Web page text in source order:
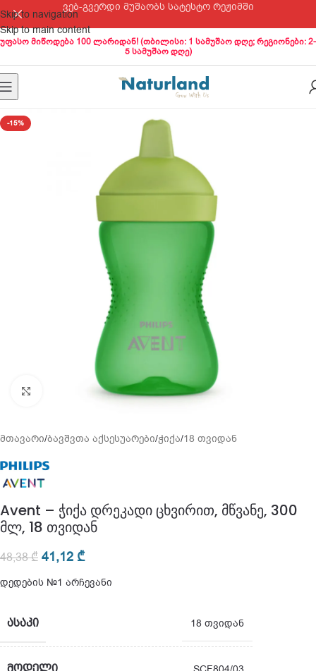
Skip to navigation
Skip to main content
ვებ-გვერდი მუშაობს სატესტო რეჟიმში
უფასო მიწოდება 100 ლარიდან! (თბილისი: 1 სამუშაო დღე; რეგიონები: 2-
5 სამუშაო დღე)
-15%
მთავარი/ბავშვთა აქსესუარები/ჭიქა/18 თვიდან
Avent – ჭიქა დრეკადი ცხვირით, მწვანე, 300
მლ, 18 თვიდან
48,38₾ 41,12 ₾
დედების №1 არჩევანი
ᲐᲡᲐᲙᲘ 18 თვიდან